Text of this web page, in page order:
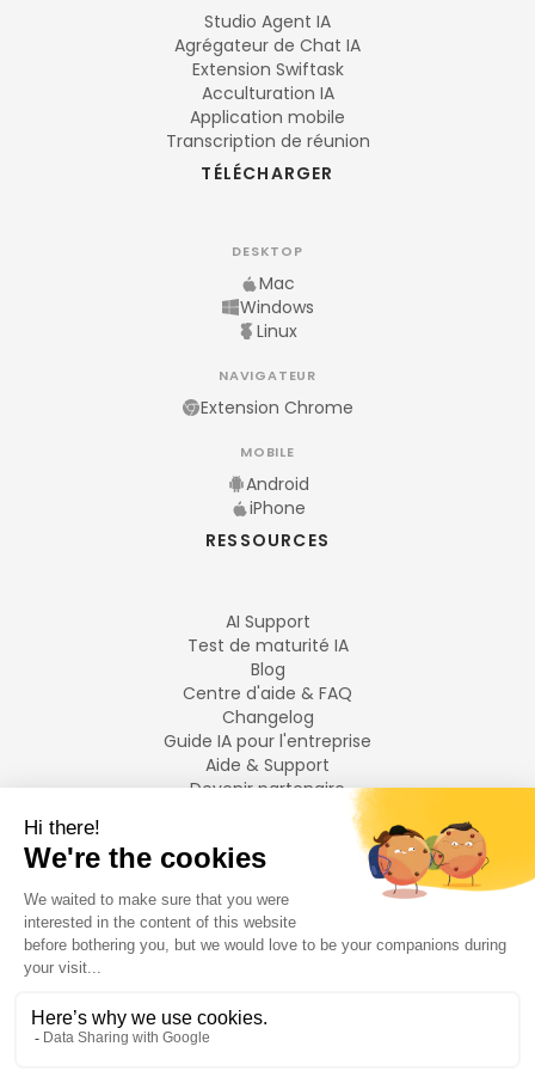
Studio Agent IA
Agrégateur de Chat IA
Extension Swiftask
Acculturation IA
Application mobile
Transcription de réunion
TÉLÉCHARGER
DESKTOP
Mac
Windows
Linux
NAVIGATEUR
Extension Chrome
MOBILE
Android
iPhone
RESSOURCES
AI Support
Test de maturité IA
Blog
Centre d'aide & FAQ
Changelog
Guide IA pour l'entreprise
Aide & Support
Devenir partenaire
LANGUES
Français
English